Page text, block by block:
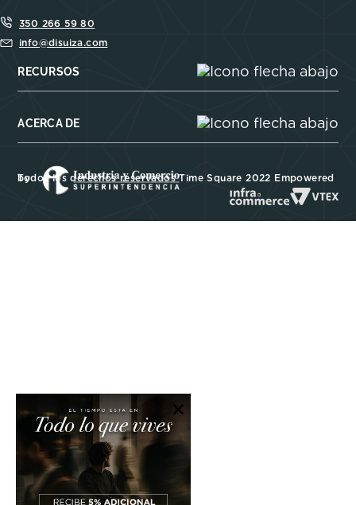
×
350 266 59 80
info@disuiza.com
RECURSOS
ACERCA DE
Todos los derechos reservados Time Square 2022 Empowered by